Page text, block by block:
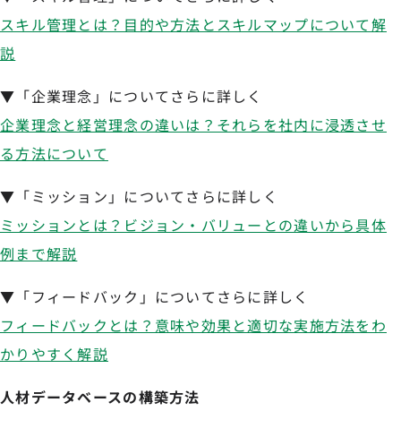
スキル管理とは？目的や方法とスキルマップについて解
説
▼「企業理念」についてさらに詳しく
企業理念と経営理念の違いは？それらを社内に浸透させ
る方法について
▼「ミッション」についてさらに詳しく
ミッションとは？ビジョン・バリューとの違いから具体
例まで解説
▼「フィードバック」についてさらに詳しく
フィードバックとは？意味や効果と適切な実施方法をわ
かりやすく解説
人材データベースの構築方法